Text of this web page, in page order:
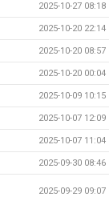
2025-10-27 08:18
2025-10-20 22:14
2025-10-20 08:57
2025-10-20 00:04
2025-10-09 10:15
2025-10-07 12:09
2025-10-07 11:04
2025-09-30 08:46
2025-09-29 09:07